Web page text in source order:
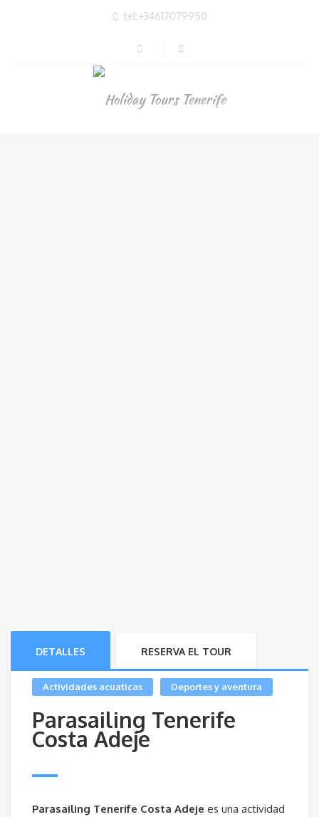
tel:+34617079950
DETALLES RESERVA EL TOUR
Actividades acuaticas Deportes y aventura
Parasailing Tenerife
Costa Adeje
Parasailing Tenerife Costa Adeje es una actividad